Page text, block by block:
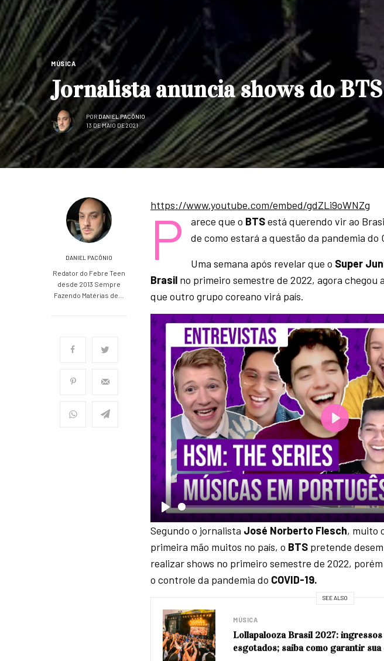
MÚSICA
Jornalista anuncia shows do
POR DANIEL PACÔNIO
13 DE MAIO DE 2021
DANIEL PACÔNIO
Redator do Febre Teen
desde 2013 Sempre
Fazendo Matérias de…
https://www.youtube.com/embed/gdZLi9oWNZg
P arece que o BTSestá querendo vir ao
de como estará a questão da pandemia do
Uma semana após revelar que o Super
Brasil no primeiro semestre de 2022, agora chegou
que outro grupo coreano virá país.
P
l
P
a
y
Segundo o jornalista José Norberto Flesch, muito
primeira mão muitos no país, o BTS pretende
realizar shows no primeiro semestre de 2022,
o controle da pandemia do COVID-19.
SEE ALSO
MÚSICA
Lollapalooza Brasil 2027:
esgotados; saiba como garantir